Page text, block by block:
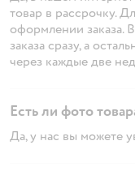
товар в рассрочку.
оформлении заказа.
заказа сразу, а
через каждые две
Есть ли фото
Да, у нас вы можете